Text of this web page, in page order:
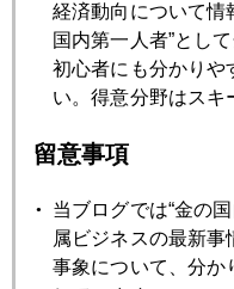
2023年06月22日
パウエル氏議会証言の
2023年06月21日
2023年06月20日
経済動向について情
国内第一人者”とし
初心者にも分かりや
い。得意分野はスキ
留意事項
当ブログでは“金の
属ビジネスの最新事
事象について、分か